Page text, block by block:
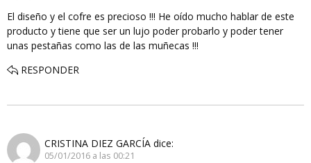
El diseño y el cofre es precioso !!! He oído mucho hablar de este
producto y tiene que ser un lujo poder probarlo y poder tener
unas pestañas como las de las muñecas !!!
RESPONDER
CRISTINA DIEZ GARCÍA dice:
05/01/2016 a las 00:21